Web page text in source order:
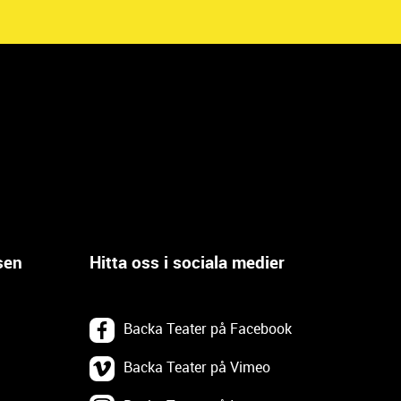
Hitta oss i sociala medier
Backa Teater på Facebook
Backa Teater på Vimeo